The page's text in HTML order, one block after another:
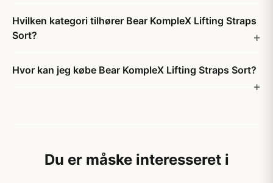
Hvilken kategori tilhører Bear KompleX Lifting Straps
Sort?
Hvor kan jeg købe Bear KompleX Lifting Straps Sort?
Du er måske interesseret i